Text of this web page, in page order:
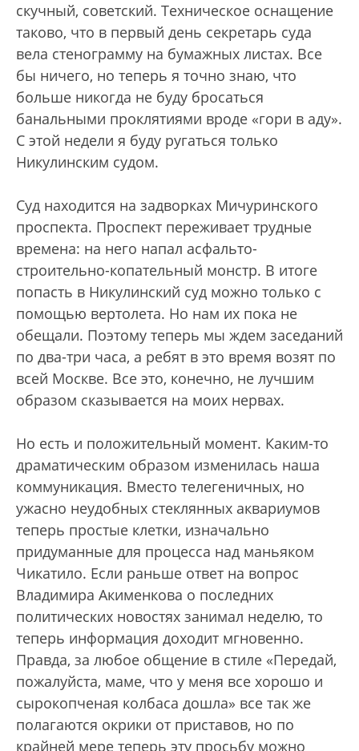
скучный, советский. Техническое оснащение
таково, что в первый день секретарь суда
вела стенограмму на бумажных листах. Все
бы ничего, но теперь я точно знаю, что
больше никогда не буду бросаться
банальными проклятиями вроде «гори в аду».
С этой недели я буду ругаться только
Никулинским судом.
Суд находится на задворках Мичуринского
проспекта. Проспект переживает трудные
времена: на него напал асфальто-
строительно-копательный монстр. В итоге
попасть в Никулинский суд можно только с
помощью вертолета. Но нам их пока не
обещали. Поэтому теперь мы ждем заседаний
по два-три часа, а ребят в это время возят по
всей Москве. Все это, конечно, не лучшим
образом сказывается на моих нервах.
Но есть и положительный момент. Каким-то
драматическим образом изменилась наша
коммуникация. Вместо телегеничных, но
ужасно неудобных стеклянных аквариумов
теперь простые клетки, изначально
придуманные для процесса над маньяком
Чикатило. Если раньше ответ на вопрос
Владимира Акименкова о последних
политических новостях занимал неделю, то
теперь информация доходит мгновенно.
Правда, за любое общение в стиле «Передай,
пожалуйста, маме, что у меня все хорошо и
сырокопченая колбаса дошла» все так же
полагаются окрики от приставов, но по
крайней мере теперь эту просьбу можно